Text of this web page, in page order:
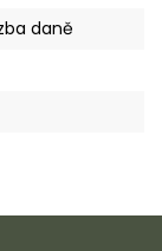
daně